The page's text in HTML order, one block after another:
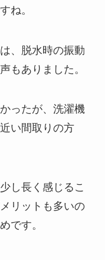
ね。
、脱水時の振動
もありました。
ったが、洗濯機
い間取りの方
し長く感じるこ
リットも多いの
です。